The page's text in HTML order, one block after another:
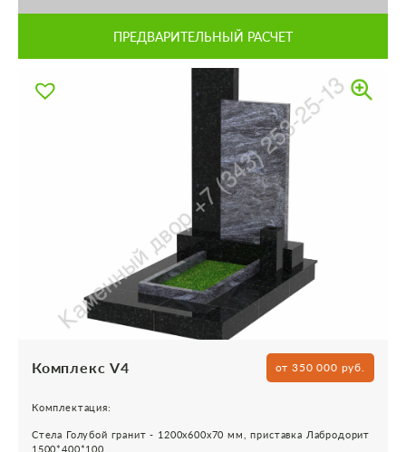
ПРЕДВАРИТЕЛЬНЫЙ РАСЧЕТ
Комплекс V4 от 350 000 руб.
Комплектация:
Стела Голубой гранит - 1200х600х70 мм, приставка Лабродорит
1500*400*100